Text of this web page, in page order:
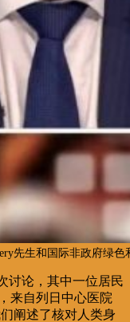
先生和国际非政府绿色
讨论，其中一位居民
来自列日中心医院
们阐述了核对人类身